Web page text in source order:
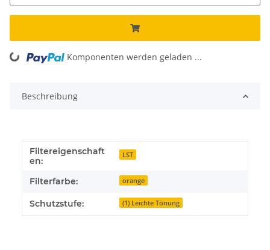
Loading... Komponenten werden geladen ...
Beschreibung
Filtereigenschaft
en:
LST
Filterfarbe: orange
Schutzstufe: (1) Leichte Tönung